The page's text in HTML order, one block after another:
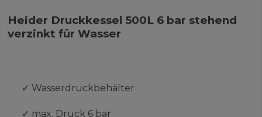
Heider Druckkessel 500L 6 bar stehend
verzinkt für Wasser
✓ Wasserdruckbehälter
✓ max. Druck 6 bar